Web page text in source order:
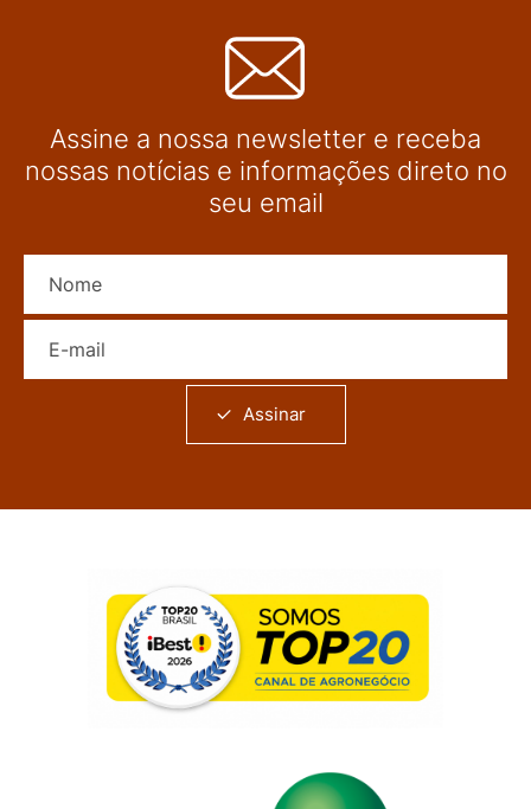
Assine a nossa newsletter e receba
nossas notícias e informações direto no
seu email
Assinar